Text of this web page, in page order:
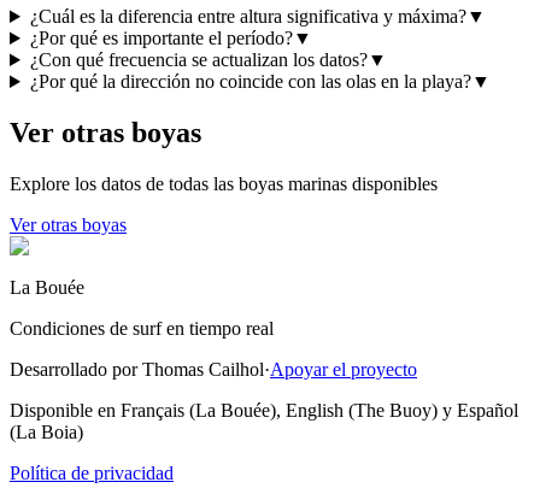
¿Cuál es la diferencia entre altura significativa y máxima?▼
¿Por qué es importante el período?▼
¿Con qué frecuencia se actualizan los datos?▼
¿Por qué la dirección no coincide con las olas en la playa?▼
Ver otras boyas
Explore los datos de todas las boyas marinas disponibles
Ver otras boyas
La Bouée
Condiciones de surf en tiempo real
Desarrollado por Thomas Cailhol·Apoyar el proyecto
Disponible en Français (La Bouée), English (The Buoy) y Español
(La Boia)
Política de privacidad